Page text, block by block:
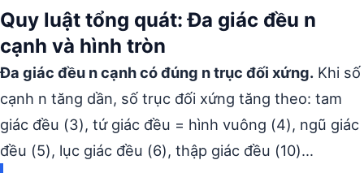
Quy luật tổng quát: Đa giác đều n
cạnh và hình tròn
Đa giác đều n cạnh có đúng n trục đối xứng. Khi số
cạnh n tăng dần, số trục đối xứng tăng theo: tam
giác đều (3), tứ giác đều = hình vuông (4), ngũ giác
đều (5), lục giác đều (6), thập giác đều (10)…